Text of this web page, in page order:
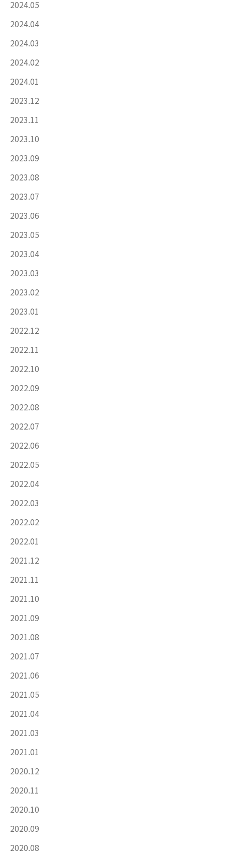
2024.05
2024.04
2024.03
2024.02
2024.01
2023.12
2023.11
2023.10
2023.09
2023.08
2023.07
2023.06
2023.05
2023.04
2023.03
2023.02
2023.01
2022.12
2022.11
2022.10
2022.09
2022.08
2022.07
2022.06
2022.05
2022.04
2022.03
2022.02
2022.01
2021.12
2021.11
2021.10
2021.09
2021.08
2021.07
2021.06
2021.05
2021.04
2021.03
2021.01
2020.12
2020.11
2020.10
2020.09
2020.08